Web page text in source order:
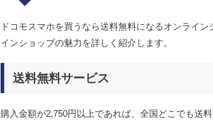
ドコモスマホを買うなら送料無料になるオンライ
インショップの魅力を詳しく紹介します。
送料無料サービス
購入金額が2,750円以上であれば、全国どこでも送